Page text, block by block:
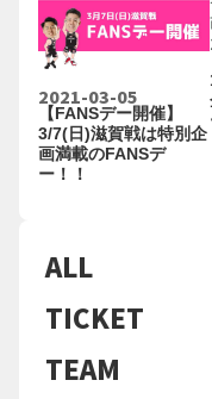
2021-03-05
【FANSデー開催】
3/7(日)滋賀戦は特別企
画満載のFANSデ
ー！！
ALL
TICKET
TEAM